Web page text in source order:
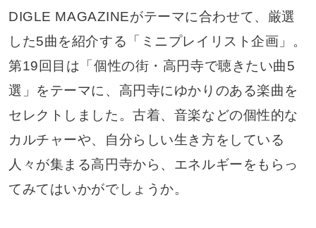
DIGLE MAGAZINEがテーマに合わせて、厳選
した5曲を紹介する「ミニプレイリスト企画」。
第19回目は「個性の街・高円寺で聴きたい曲5
選」をテーマに、高円寺にゆかりのある楽曲を
セレクトしました。古着、音楽などの個性的な
カルチャーや、自分らしい生き方をしている
人々が集まる高円寺から、エネルギーをもらっ
てみてはいかがでしょうか。